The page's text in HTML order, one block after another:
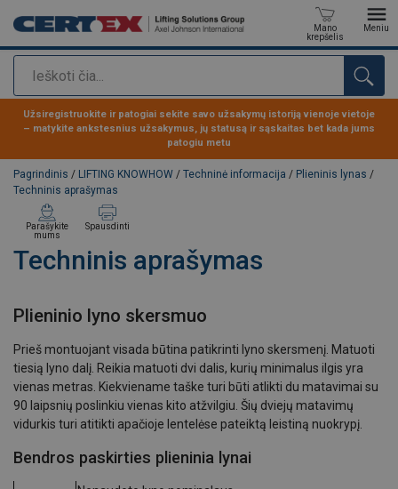
Paieška
Mano
krepšelis
Meniu
Produktas buvo pridėtas prie jūsų užklausos
Užsiregistruokite ir patogiai sekite savo užsakymų istoriją vienoje vietoje
– matykite ankstesnius užsakymus, jų statusą ir sąskaitas bet kada jums
patogiu metu
Pagrindinis / LIFTING KNOWHOW / Techninė informacija / Plieninis lynas /
Techninis aprašymas
Techninis aprašymas
Parašykite
mums
Spausdinti
Plieninio lyno skersmuo
Prieš montuojant visada būtina patikrinti lyno skersmenį. Matuoti
tiesią lyno dalį. Reikia matuoti dvi dalis, kurių minimalus ilgis yra
vienas metras. Kiekviename taške turi būti atlikti du matavimai su
90 laipsnių poslinkiu vienas kito atžvilgiu. Šių dviejų matavimų
vidurkis turi atitikti apačioje lentelėse pateiktą leistiną nuokrypį.
Bendros paskirties plieninia lynai